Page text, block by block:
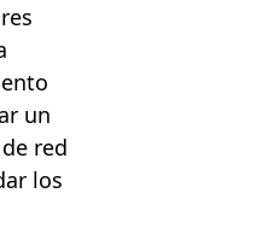
un
red
los